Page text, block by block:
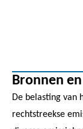
Bronnen
De belasting van
rechtstreekse